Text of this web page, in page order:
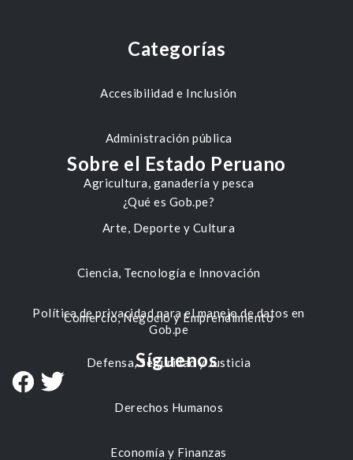
Categorías
Accesibilidad e Inclusión
Administración pública
Agricultura, ganadería y pesca
Arte, Deporte y Cultura
Ciencia, Tecnología e Innovación
Comercio, Negocio y Emprendimiento
Defensa, Seguridad y Justicia
Derechos Humanos
Economía y Finanzas
Sobre el Estado Peruano
¿Qué es Gob.pe?
Política de privacidad para el manejo de datos en
Gob.pe
Síguenos